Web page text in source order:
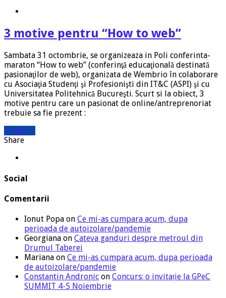
3 motive pentru “How to web”
Sambata 31 octombrie, se organizeaza in Poli conferinta-
maraton “How to web” (conferinţă educaţională destinată
pasionaţilor de web), organizata de Wembrio în colaborare
cu Asociaţia Studenţi şi Profesionişti din IT&C (ASPI) şi cu
Universitatea Politehnică Bucureşti. Scurt si la obiect, 3
motive pentru care un pasionat de online/antreprenoriat
trebuie sa fie prezent :
Citeste »
Share
Social
Comentarii
Ionut Popa on Ce mi-as cumpara acum, dupa
perioada de autoizolare/pandemie
Georgiana on Cateva ganduri despre metroul din
Drumul Taberei
Mariana on Ce mi-as cumpara acum, dupa perioada
de autoizolare/pandemie
Constantin Andronic on Concurs: o invitație la GPeC
SUMMIT 4-5 Noiembrie